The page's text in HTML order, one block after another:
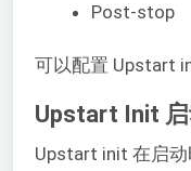
Post-stop
可以配置 Upstart
Upstart Init
Upstart init 在启